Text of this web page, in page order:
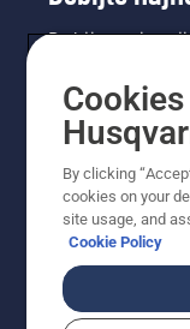
Dobijte
proizvodima,
toga. Prijavite
By clicking
cookies on your
site usage, and
Cookie Policy